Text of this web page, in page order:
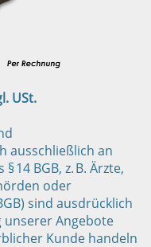
USt.
ausschließlich an
14 BGB, z. B. Ärzte,
oder
sind ausdrücklich
unserer Angebote
Kunde handeln